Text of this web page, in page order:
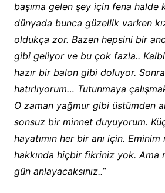
başıma gelen şey için fena halde
dünyada bunca güzellik varken
oldukça zor. Bazen hepsini bir
gibi geliyor ve bu çok fazla..
hazır bir balon gibi doluyor.
hatırlıyorum… Tutunmaya
O zaman yağmur gibi üstümden
sonsuz bir minnet duyuyorum.
hayatımın her bir anı için.
hakkında hiçbir fikriniz yok. Ama
gün anlayacaksınız..”